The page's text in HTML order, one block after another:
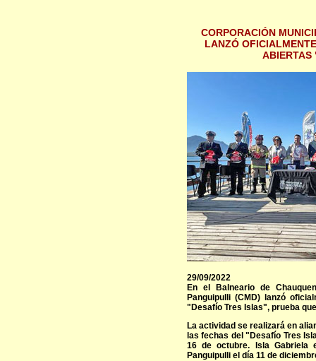
CORPORACIÓN
LANZÓ
ABIERTAS
29/09/2022
En el Balneario de
Panguipulli (CMD) lanzó
"Desafío Tres Islas", prueba
La actividad se realizará en
las fechas del "Desafío Tres
16 de octubre. Isla
Panguipulli el día 11 de